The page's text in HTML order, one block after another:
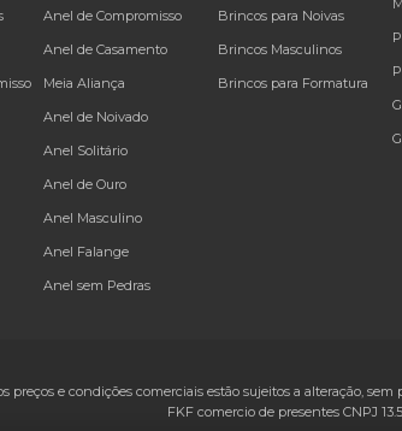
Anel de Compromisso
Anel de Casamento
Meia Aliança
Anel de Noivado
Anel Solitário
Anel de Ouro
Anel Masculino
Anel Falange
Anel sem Pedras
Brincos para Noivas
Brincos Masculinos
Brincos para Formatura
preços e condições comerciais estão sujeitos a alteração,
FKF comercio de presentes CNPJ